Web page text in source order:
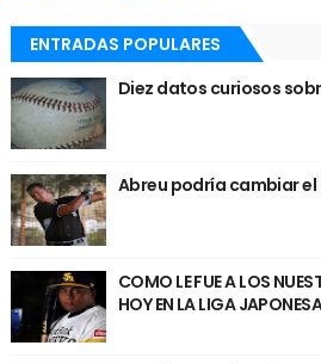
ENTRADAS POPULARES
Diez datos curiosos
Abreu podría cambiar el
COMO LE FUE A LOS
HOY EN LA LIGA